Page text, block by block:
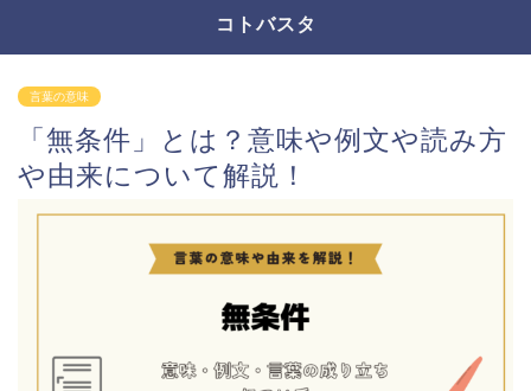
コトバスタ
言葉の意味
「無条件」とは？意味や例文や読み方
や由来について解説！